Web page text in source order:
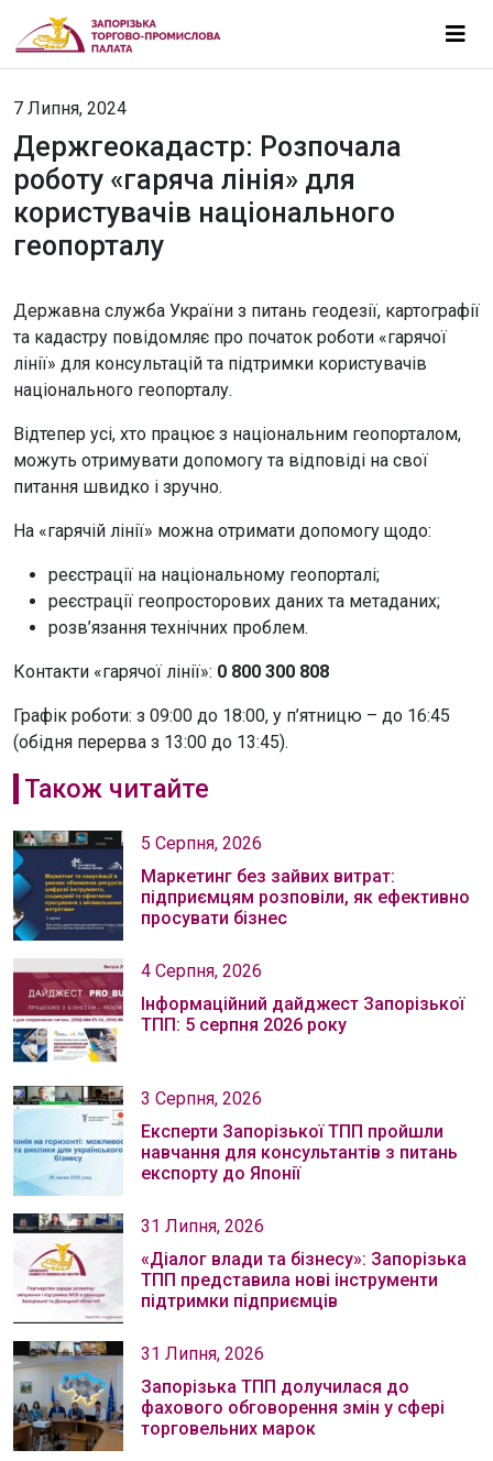
7 Липня, 2024
Держгеокадастр: Розпочала
роботу «гаряча лінія» для
користувачів національного
геопорталу
Державна служба України з питань геодезії, картографії
та кадастру повідомляє про початок роботи «гарячої
лінії» для консультацій та підтримки користувачів
національного геопорталу.
Відтепер усі, хто працює з національним геопорталом,
можуть отримувати допомогу та відповіді на свої
питання швидко і зручно.
На «гарячій лінії» можна отримати допомогу щодо:
реєстрації на національному геопорталі;
реєстрації геопросторових даних та метаданих;
розв’язання технічних проблем.
Контакти «гарячої лінії»: 0 800 300 808
Графік роботи: з 09:00 до 18:00, у п’ятницю – до 16:45
(обідня перерва з 13:00 до 13:45).
Також читайте
5 Серпня, 2026
Маркетинг без зайвих витрат:
підприємцям розповіли, як ефективно
просувати бізнес
4 Серпня, 2026
Інформаційний дайджест Запорізької
ТПП: 5 серпня 2026 року
3 Серпня, 2026
Експерти Запорізької ТПП пройшли
навчання для консультантів з питань
експорту до Японії
31 Липня, 2026
«Діалог влади та бізнесу»: Запорізька
ТПП представила нові інструменти
підтримки підприємців
31 Липня, 2026
Запорізька ТПП долучилася до
фахового обговорення змін у сфері
торговельних марок